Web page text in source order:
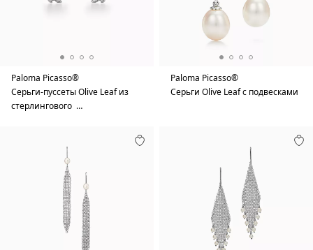
Paloma Picasso®
Серьги-пуссеты Olive Leaf из
стерлингового …
Paloma Picasso®
Серьги Olive Leaf с подвесками